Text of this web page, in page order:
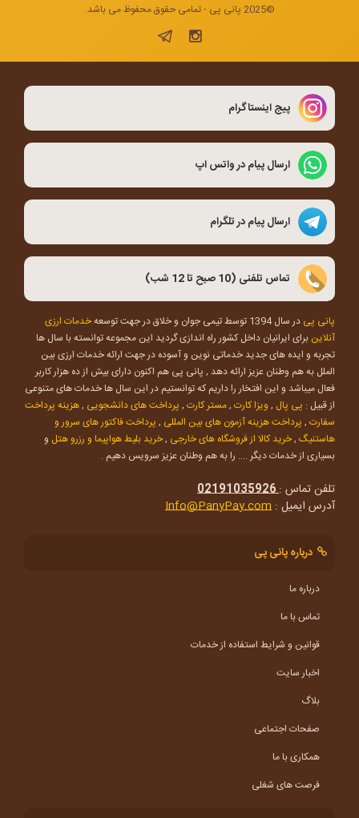
©2025 پانی پی - تمامی حقوق محفوظ می باشد.
پیج اینستاگرام
ارسال پیام در واتس اپ
ارسال پیام در تلگرام
تماس تلفنی (10 صبح تا 12 شب)
پانی پی در سال 1394 توسط تیمی جوان و خلاق در جهت توسعه
خدمات ارزی
آنلاین برای ایرانیان داخل کشور راه اندازی گردید این مجموعه توانسته با سال ها
تجربه و ایده های جدید خدماتی نوین و آسوده در جهت ارائه خدمات ارزی بین
الملل به هم وطنان عزیز ارائه دهد , پانی پی هم اکنون دارای بیش از ده هزار کاربر
فعال میباشد و این افتخار را داریم که توانستیم در این سال ها خدمات های متنوعی
از قبیل : پی پال , ویزا کارت ,مستر کارت , پرداخت های دانشجویی ,هزینه پرداخت
سفارت , پرداخت هزینه آزمون های بین المللی , پرداخت فاکتور های سرور و
هاستنیگ ,خرید کالا از فروشگاه های خارجی ,خرید بلیط هواپیما و رزرو هتل و
بسیاری از خدمات دیگر .... را به هم وطنان عزیز سرویس دهیم .
تلفن تماس :02191035926
آدرس ایمیل : Info@PanyPay.com
درباره پانی پی
درباره ما
تماس با ما
قوانین و شرایط استفاده از خدمات
اخبار سایت
بلاگ
صفحات اجتماعی
همکاری با ما
فرصت های شغلی